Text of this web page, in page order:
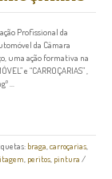
Profissional da
da Câmara
uma ação formativa na
e “CARROÇARIAS” ,
...
braga,carroçarias,
, peritos, pintura /